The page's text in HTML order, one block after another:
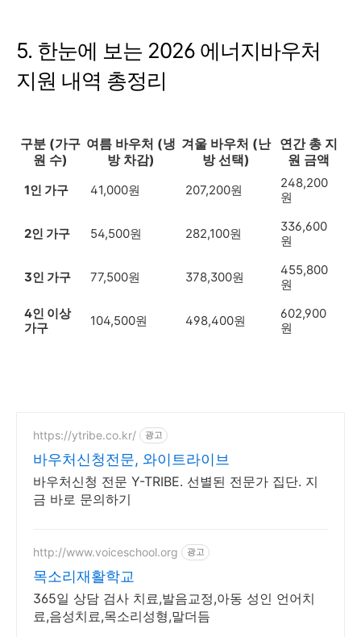
5. 한눈에 보는 2026 에너지바우처
지원 내역 총정리
구분 (가구
원 수)
여름 바우처 (냉
방 차감)
겨울 바우처 (난
방 선택)
연간 총 지
원 금액
1인 가구 41,000원 207,200원
248,200
원
2인 가구 54,500원 282,100원
336,600
원
3인 가구 77,500원 378,300원
455,800
원
4인 이상
가구
104,500원 498,400원
602,900
원
https://ytribe.co.kr/ 광고
바우처신청전문, 와이트라이브
바우처신청 전문 Y-TRIBE. 선별된 전문가 집단. 지
금 바로 문의하기
http://www.voiceschool.org 광고
목소리재활학교
365일 상담 검사 치료,발음교정,아동 성인 언어치
료,음성치료,목소리성형,말더듬